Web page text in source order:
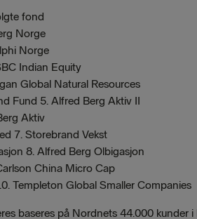
fond
Norge
Norge
Indian Equity
Global Natural Resources
Fund 5. Alfred Berg Aktiv II
Aktiv
7. Storebrand Vekst
8. Alfred Berg Olbigasjon
China Micro Cap
Templeton Global Smaller Companies
baseres på Nordnets 44.000 kunder